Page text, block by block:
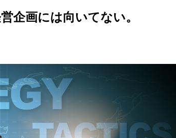
企画には向いてない。